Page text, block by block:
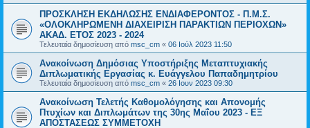
ΠΡΟΣΚΛΗΣΗ ΕΚΔΗΛΩΣΗΣ ΕΝΔΙΑΦΕΡΟΝΤΟΣ - Π.Μ.Σ.
«ΟΛΟΚΛΗΡΩΜΕΝΗ ΔΙΑΧΕΙΡΙΣΗ ΠΑΡΑΚΤΙΩΝ ΠΕΡΙΟΧΩΝ»
ΑΚΑΔ. ΕΤΟΣ 2023 - 2024
Τελευταία δημοσίευση από msc_cm « 06 Ιούλ 2023 11:50
Ανακοίνωση Δημόσιας Υποστήριξης Μεταπτυχιακής
Διπλωματικής Εργασίας κ. Ευάγγελου Παπαδημητρίου
Τελευταία δημοσίευση από msc_cm « 26 Ιουν 2023 09:30
Ανακοίνωση Τελετής Καθομολόγησης και Απονομής
Πτυχίων και Διπλωμάτων της 30ης Μαΐου 2023 - ΕΞ
ΑΠΟΣΤΑΣΕΩΣ ΣΥΜΜΕΤΟΧΗ